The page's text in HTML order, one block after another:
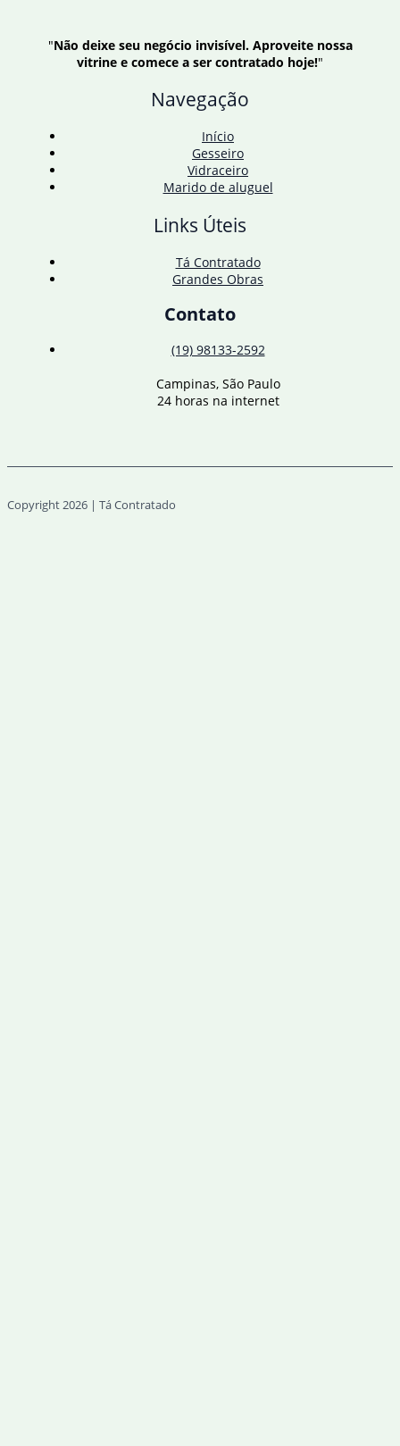
"Não deixe seu negócio invisível. Aproveite nossa
vitrine e comece a ser contratado hoje!"
Navegação
Início
Gesseiro
Vidraceiro
Marido de aluguel
Links Úteis
Tá Contratado
Grandes Obras
Contato
(19) 98133-2592
Campinas, São Paulo
24 horas na internet
Copyright 2026 | Tá Contratado